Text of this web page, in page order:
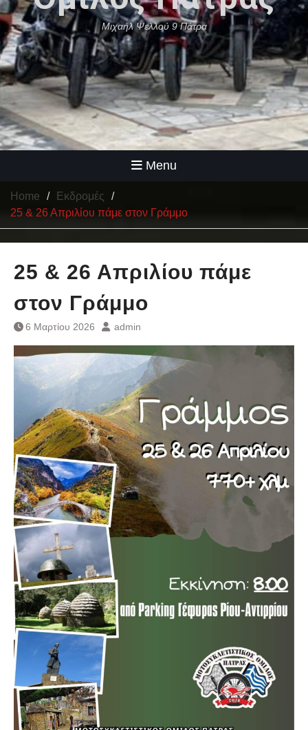
Μιχαήλ Ψελλού 9 Πάτρα
Menu
Home
Εκδρομές
25 & 26 Απριλίου πάμε στον Γράμμο
25 & 26 Απριλίου πάμε
στον Γράμμο
6 Μαρτίου 2026 admin